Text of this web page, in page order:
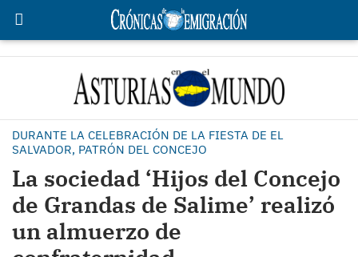
DURANTE LA CELEBRACIÓN DE LA FIESTA DE EL
SALVADOR, PATRÓN DEL CONCEJO
La sociedad ‘Hijos del Concejo
de Grandas de Salime’ realizó
un almuerzo de